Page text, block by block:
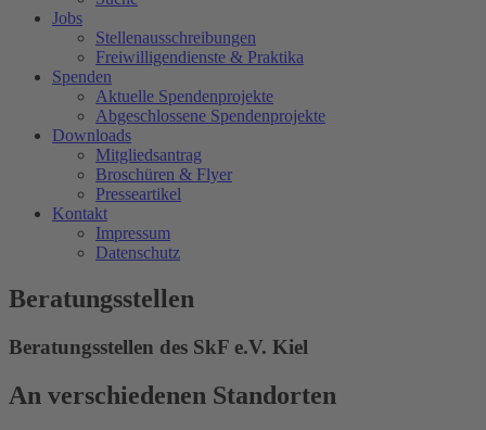
Jobs
Stellenausschreibungen
Freiwilligendienste & Praktika
Spenden
Aktuelle Spendenprojekte
Abgeschlossene Spendenprojekte
Downloads
Mitgliedsantrag
Broschüren & Flyer
Presseartikel
Kontakt
Impressum
Datenschutz
Beratungsstellen
Beratungsstellen des SkF e.V. Kiel
An verschiedenen Standorten